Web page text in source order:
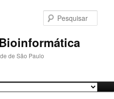
de São Paulo